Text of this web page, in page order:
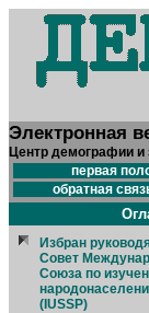
Электронная
Центр демографии и
первая
обратная
Избран
Совет
Союза по
(IUSSP)